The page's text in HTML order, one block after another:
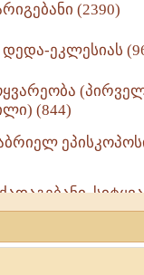
(2390)
ეკლესიას
(844)
სასარგებლო
(545)